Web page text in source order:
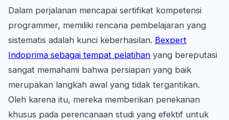
Dalam perjalanan mencapai sertifikat kompetensi
programmer, memiliki rencana pembelajaran yang
sistematis adalah kunci keberhasilan. Bexpert
Indoprima sebagai tempat pelatihan yang bereputasi
sangat memahami bahwa persiapan yang baik
merupakan langkah awal yang tidak tergantikan.
Oleh karena itu, mereka memberikan penekanan
khusus pada perencanaan studi yang efektif untuk